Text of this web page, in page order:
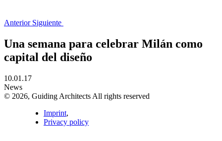
Anterior Siguiente
Una semana para celebrar Milán como
capital del diseño
10.01.17
News
© 2026, Guiding Architects All rights reserved
Imprint,
Privacy policy